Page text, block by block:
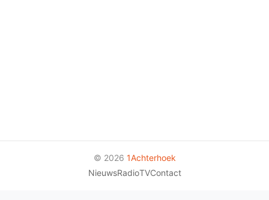
© 2026 1Achterhoek
NieuwsRadioTVContact